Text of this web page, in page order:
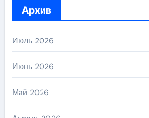
Архив
Июль 2026
Июнь 2026
Май 2026